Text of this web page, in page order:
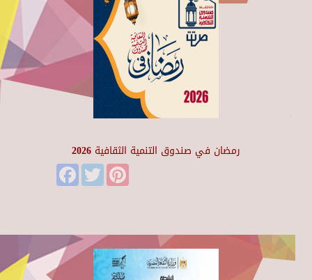
رمضان في صندوق التنمية الثقافية 2026
FacebookTwitter